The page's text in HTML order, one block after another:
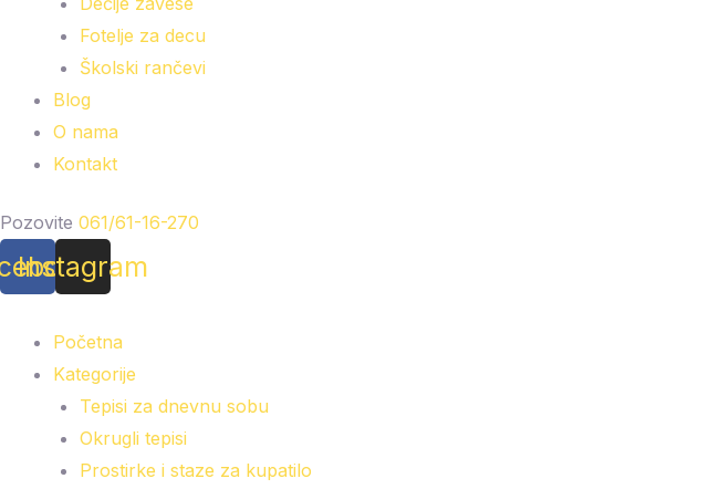
Fotelje za decu
Školski rančevi
Blog
O nama
Kontakt
Pozovite 061/61-16-270
Instagram
Početna
Kategorije
Tepisi za dnevnu sobu
Okrugli tepisi
Prostirke i staze za kupatilo